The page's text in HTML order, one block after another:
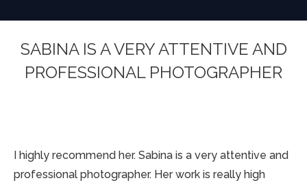
SABINA IS A VERY ATTENTIVE AND
PROFESSIONAL PHOTOGRAPHER
I highly recommend her. Sabina is a very attentive and
professional photographer. Her work is really high